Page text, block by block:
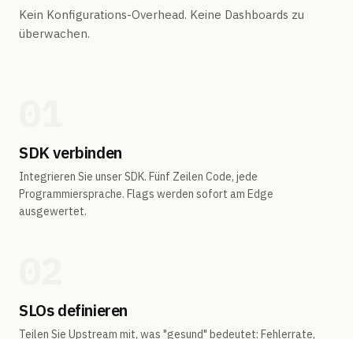
Kein Konfigurations-Overhead. Keine Dashboards zu
überwachen.
SDK verbinden
Integrieren Sie unser SDK. Fünf Zeilen Code, jede
Programmiersprache. Flags werden sofort am Edge
ausgewertet.
SLOs definieren
Teilen Sie Upstream mit, was "gesund" bedeutet: Fehlerrate,